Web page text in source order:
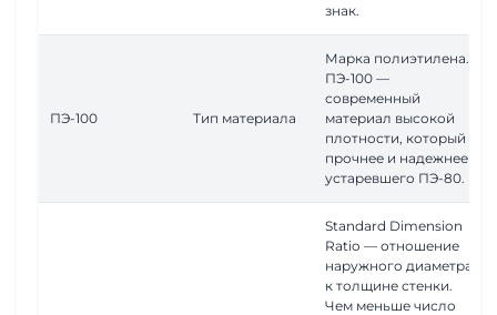
знак.
ПЭ-100 Тип материала
Марка полиэтилена.
ПЭ-100 —
современный
материал высокой
плотности, который
прочнее и надежнее
устаревшего ПЭ-80.
Standard Dimension
Ratio — отношение
наружного диаметра
к толщине стенки.
Чем меньше число